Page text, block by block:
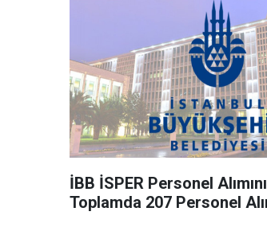
İBB İSPER Personel
Toplamda 207 Personel